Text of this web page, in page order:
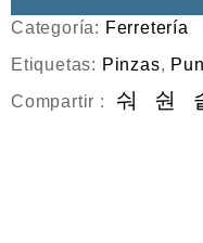
Categoría: Ferretería
Etiquetas: Pinzas,
Compartir :